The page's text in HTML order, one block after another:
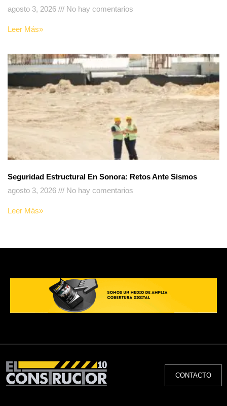
agosto 3, 2026
No hay comentarios
Leer Más»
Seguridad Estructural En Sonora: Retos Ante Sismos
agosto 3, 2026
No hay comentarios
Leer Más»
CONTACTO